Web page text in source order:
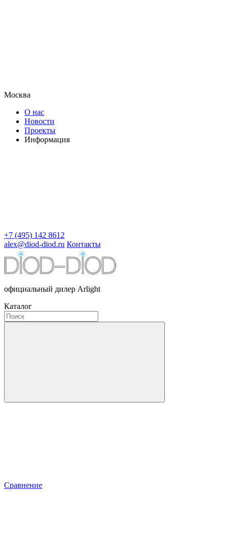
Москва
О нас
Новости
Проекты
Информация
+7 (495) 142 8612
alex@diod-diod.ru Контакты
официальный дилер Arlight
Каталог
Сравнение